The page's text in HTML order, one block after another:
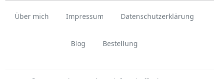
Über mich Impressum Datenschutzerklärung
Blog Bestellung